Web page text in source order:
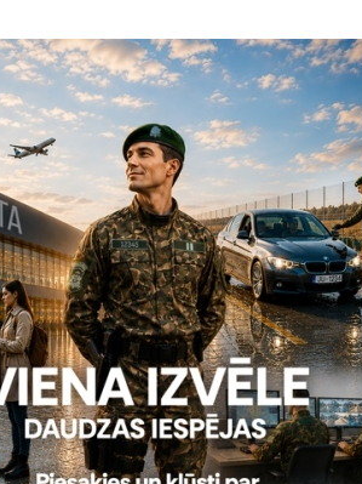
punktā konstatēti 2 Moldovas pilsoņi,
laiks) Šengenas zonas
pasākumus valsts iekšienē
,
2 Igaunijas un 1 Krievijas
un kuģošanas līdzekļu
administratīvās atbildības 12 personas -
pārvaldes Stratēģiskās attīstības un